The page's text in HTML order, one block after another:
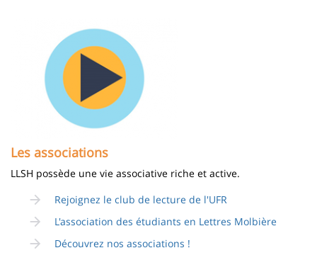
Les associations
LLSH possède une vie associative riche et active.
Rejoignez le club de lecture de l'UFR
L'association des étudiants en Lettres Molbière
Découvrez nos associations !